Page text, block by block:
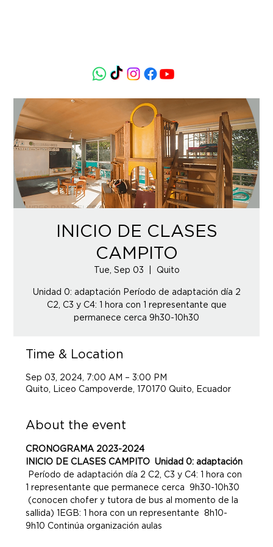
INICIO DE CLASES
CAMPITO
Tue, Sep 03 Quito
Unidad 0: adaptación Período de adaptación día 2
C2, C3 y C4: 1 hora con 1 representante que
permanece cerca 9h30-10h30
Time & Location
Sep 03, 2024, 7:00 AM – 3:00 PM
Quito, Liceo Campoverde, 170170 Quito, Ecuador
About the event
CRONOGRAMA 2023-2024
INICIO DE CLASES CAMPITO  Unidad 0: adaptación
Período de adaptación día 2 C2, C3 y C4: 1 hora con
1 representante que permanece cerca  9h30-10h30
(conocen chofer y tutora de bus al momento de la
sallida) 1EGB: 1 hora con un representante  8h10-
9h10 Continúa organización aulas